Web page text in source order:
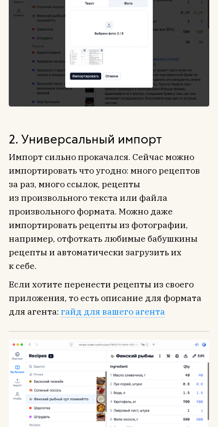
2. Универсальный импорт
Импорт сильно прокачался. Сейчас можно
импортировать что угодно: много рецептов
за раз, много ссылок, рецепты
из произвольного текста или файла
произвольного формата. Можно даже
импортировать рецепты из фотографии,
например, отфоткать любимые бабушкины
рецепты и автоматически загрузить их
к себе.
Если хотите перенести рецепты из своего
приложения, то есть описание для формата
для агента: гайд для вашего агента